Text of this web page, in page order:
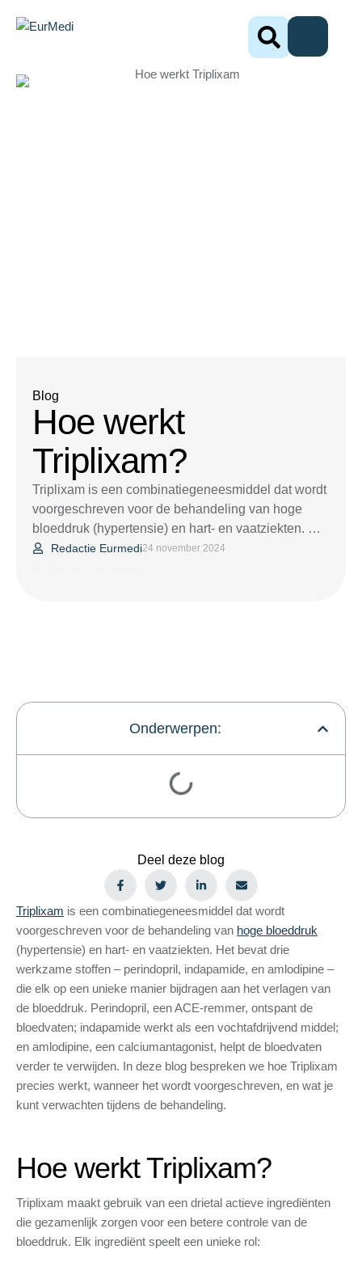
Blog
Hoe werkt
Triplixam?
Triplixam is een combinatiegeneesmiddel dat wordt
voorgeschreven voor de behandeling van hoge
bloeddruk (hypertensie) en hart- en vaatziekten. Het
bevat drie werkzame stoffen – perindopril,
Redactie Eurmedi24 november 2024
Onderwerpen:
Deel deze blog
Triplixam is een combinatiegeneesmiddel dat wordt
voorgeschreven voor de behandeling van hoge bloeddruk
(hypertensie) en hart- en vaatziekten. Het bevat drie
werkzame stoffen – perindopril, indapamide, en amlodipine –
die elk op een unieke manier bijdragen aan het verlagen van
de bloeddruk. Perindopril, een ACE-remmer, ontspant de
bloedvaten; indapamide werkt als een vochtafdrijvend middel;
en amlodipine, een calciumantagonist, helpt de bloedvaten
verder te verwijden. In deze blog bespreken we hoe Triplixam
precies werkt, wanneer het wordt voorgeschreven, en wat je
kunt verwachten tijdens de behandeling.
Hoe werkt Triplixam?
Triplixam maakt gebruik van een drietal actieve ingrediënten
die gezamenlijk zorgen voor een betere controle van de
bloeddruk. Elk ingrediënt speelt een unieke rol: